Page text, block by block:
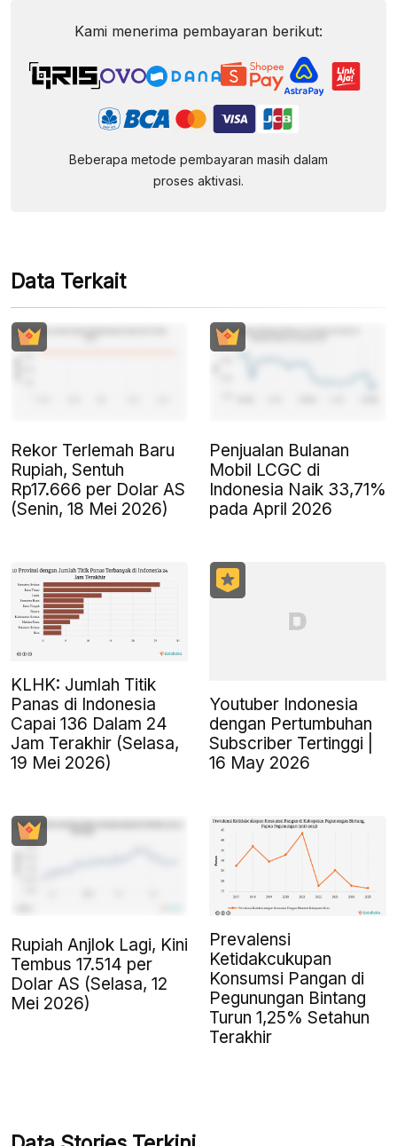
Kami menerima pembayaran berikut:
Beberapa metode pembayaran masih dalam
proses aktivasi.
Data Terkait
Rekor Terlemah Baru
Rupiah, Sentuh
Rp17.666 per Dolar AS
(Senin, 18 Mei 2026)
Penjualan Bulanan
Mobil LCGC di
Indonesia Naik 33,71%
pada April 2026
KLHK: Jumlah Titik
Panas di Indonesia
Capai 136 Dalam 24
Jam Terakhir (Selasa,
19 Mei 2026)
Youtuber Indonesia
dengan Pertumbuhan
Subscriber Tertinggi |
16 May 2026
Rupiah Anjlok Lagi, Kini
Tembus 17.514 per
Dolar AS (Selasa, 12
Mei 2026)
Prevalensi
Ketidakcukupan
Konsumsi Pangan di
Pegunungan Bintang
Turun 1,25% Setahun
Terakhir